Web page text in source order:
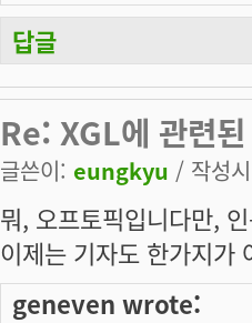
답글
Re: XGL에 관련
글쓴이: eungkyu / 작성
뭐, 오프토픽입니다만,
이제는 기자도 한가지가
geneven wrote: